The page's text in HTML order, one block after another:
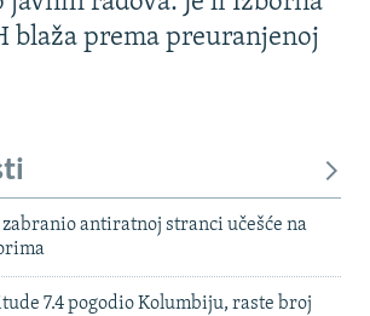
blaža prema preuranjenoj
antiratnoj stranci učešće na
7.4 pogodio Kolumbiju, raste broj